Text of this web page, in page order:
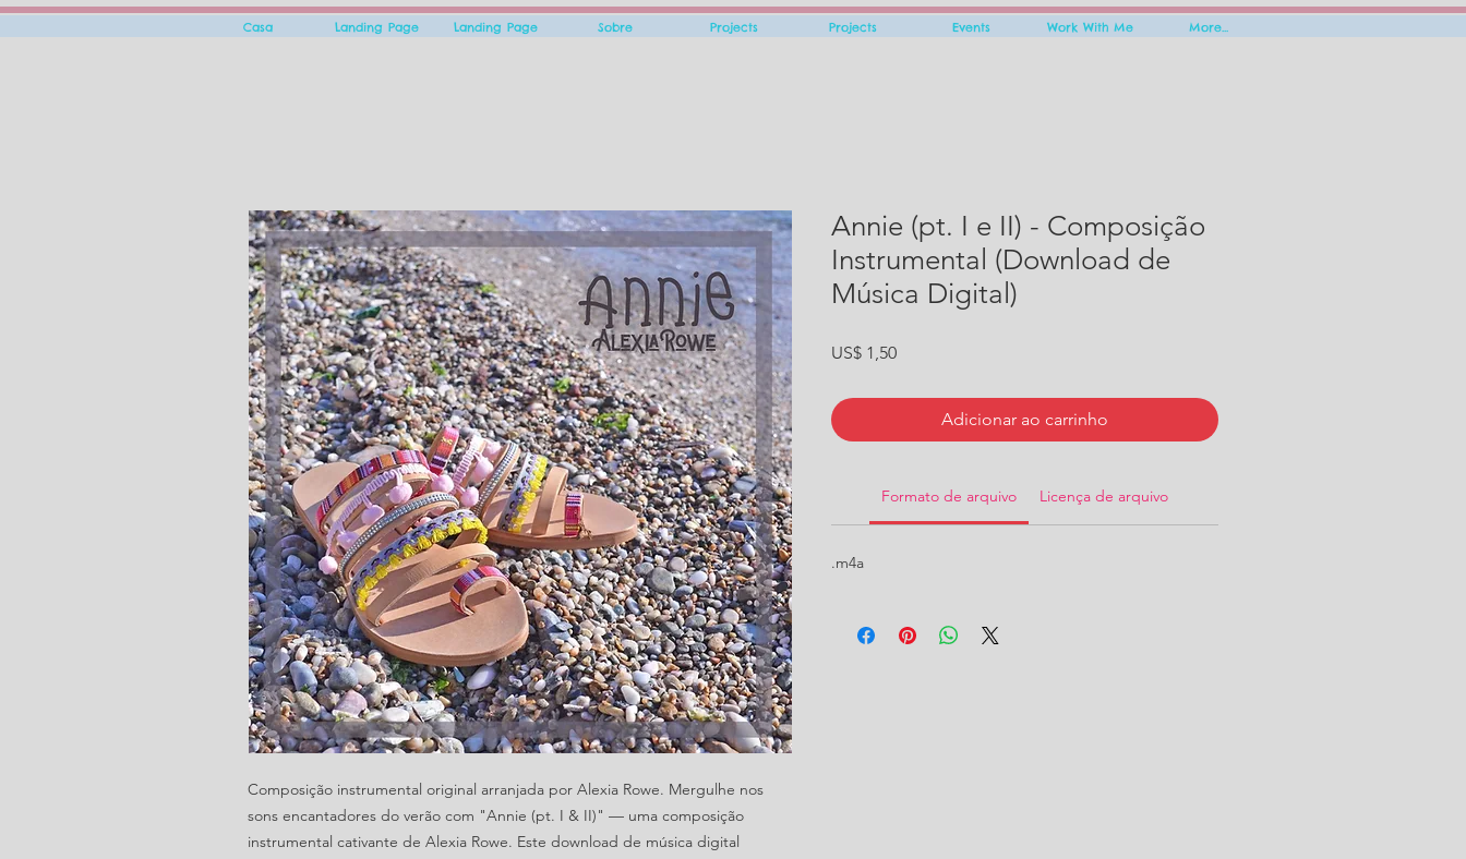
Casa Landing Page Landing Page Sobre Projects Projects Events Work With Me More...
Composição instrumental original arranjada por Alexia Rowe. Mergulhe nos
sons encantadores do verão com "Annie (pt. I & II)" — uma composição
instrumental cativante de Alexia Rowe. Este download de música digital
Annie (pt. I e II) - Composição
Instrumental (Download de
Música Digital)
US$ 1,50Preço
Adicionar ao carrinho
Formato de arquivo Licença de arquivo
.m4a